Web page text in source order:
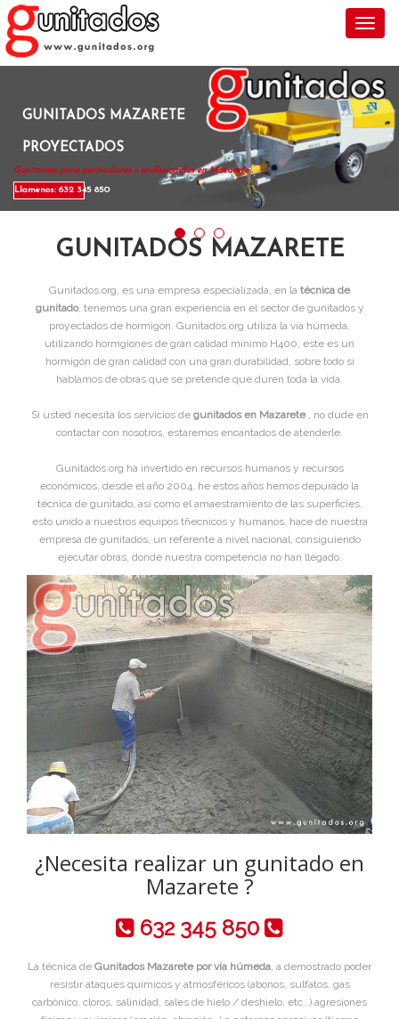
GUNITADOS MAZARETE
PROYECTADOS
Gunitamos para particulares y profesionales en Mazarete .
Llamenos: 632 345 850
GUNITADOS MAZARETE
Gunitados.org, es una empresa especializada, en la técnica de
gunitado, tenemos una gran experiencia en el sector de gunitados y
proyectados de hormigón. Gunitados.org utiliza la vía húmeda,
utilizando hormgiones de gran calidad mínimo H400, este es un
hormigón de gran calidad con una gran durabilidad, sobre todo si
hablamos de obras que se pretende que duren toda la vida.
Si usted necesita los servicios de gunitados en Mazarete , no dude en
contactar con nosotros, estaremos encantados de atenderle.
Gunitados.org ha invertido en recursos humanos y recursos
económicos, desde el año 2004, he estos años hemos depurado la
técnica de gunitado, asi como el amaestramiento de las superficies,
esto unido a nuestros equipos tñecnicos y humanos, hace de nuestra
empresa de gunitados, un referente a nivel nacional, consiguiendo
ejecutar obras, donde nuestra competencia no han llegado.
¿Necesita realizar un gunitado en
Mazarete ?
632 345 850
La técnica de Gunitados Mazarete por vía húmeda, a demostrado poder
resistir ataques químicos y atmosféricos (abonos, sulfatos, gas
carbónico, cloros, salinidad, sales de hielo / deshielo, etc…) agresiones